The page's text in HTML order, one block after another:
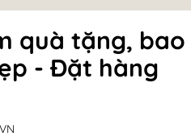
quà tặng, bao
- Đặt hàng